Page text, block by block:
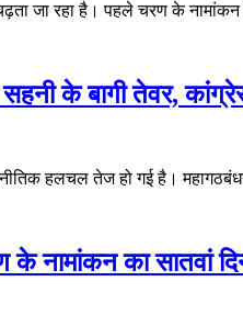
चढ़ता जा रहा है। पहले चरण के
के बागी तेवर,
हलचल तेज हो गई है।
के नामांकन का सातवां